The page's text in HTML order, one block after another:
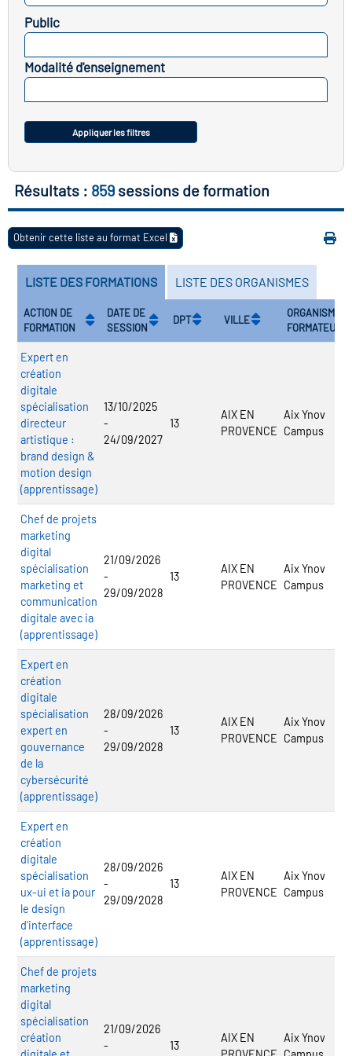
des secteurs(en
Public
Modalité d'enseignement
Appliquer les filtres
Résultats : 859 sessions de formation
Obtenir cette liste au format Excel
LISTE DES FORMATIONS LISTE DES ORGANISMES
ACTION DE
FORMATION
DATE DE
SESSION
DPT VILLE
ORGANISME
FORMATEUR
Expert en
création
digitale
spécialisation
directeur
artistique :
brand design &
motion design
(apprentissage)
13/10/2025
-
24/09/2027
13
AIX EN
PROVENCE
Aix Ynov
Campus
Chef de projets
marketing
digital
spécialisation
marketing et
communication
digitale avec ia
(apprentissage)
21/09/2026
-
29/09/2028
13
AIX EN
PROVENCE
Aix Ynov
Campus
Expert en
création
digitale
spécialisation
expert en
gouvernance
de la
cybersécurité
(apprentissage)
28/09/2026
-
29/09/2028
13
AIX EN
PROVENCE
Aix Ynov
Campus
Expert en
création
digitale
spécialisation
ux-ui et ia pour
le design
d'interface
(apprentissage)
28/09/2026
-
29/09/2028
13
AIX EN
PROVENCE
Aix Ynov
Campus
Chef de projets
marketing
digital
spécialisation
création
21/09/2026
-
13
AIX EN
Aix Ynov